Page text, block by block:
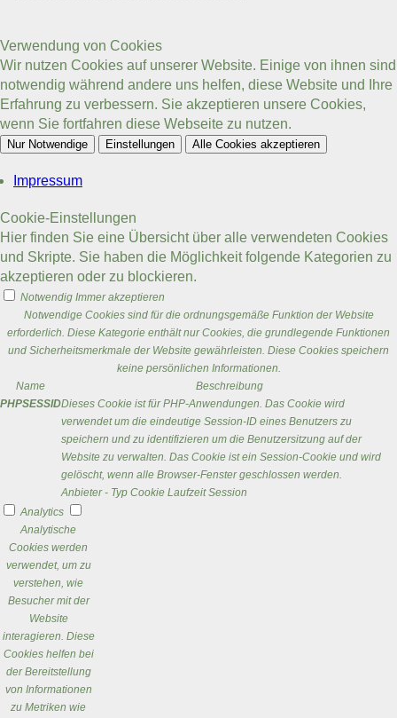
Verwendung von Cookies
Wir nutzen Cookies auf unserer Website. Einige von ihnen sind
notwendig während andere uns helfen, diese Website und Ihre
Erfahrung zu verbessern. Sie akzeptieren unsere Cookies,
wenn Sie fortfahren diese Webseite zu nutzen.
Nur Notwendige Einstellungen Alle Cookies akzeptieren
Impressum
Cookie-Einstellungen
Hier finden Sie eine Übersicht über alle verwendeten Cookies
und Skripte. Sie haben die Möglichkeit folgende Kategorien zu
akzeptieren oder zu blockieren.
Notwendig Immer akzeptieren
Notwendige Cookies sind für die ordnungsgemäße Funktion der Website
erforderlich. Diese Kategorie enthält nur Cookies, die grundlegende Funktionen
und Sicherheitsmerkmale der Website gewährleisten. Diese Cookies speichern
keine persönlichen Informationen.
Name
Beschreibung
PHPSESSIDDieses Cookie ist für PHP-Anwendungen. Das Cookie wird
verwendet um die eindeutige Session-ID eines Benutzers zu
speichern und zu identifizieren um die Benutzersitzung auf der
Website zu verwalten. Das Cookie ist ein Session-Cookie und wird
gelöscht, wenn alle Browser-Fenster geschlossen werden.
Anbieter - Typ Cookie Laufzeit Session
Analytics
Analytische
Cookies werden
verwendet, um zu
verstehen, wie
Besucher mit der
Website
interagieren. Diese
Cookies helfen bei
der Bereitstellung
von Informationen
zu Metriken wie